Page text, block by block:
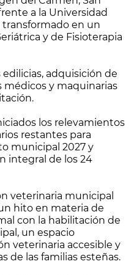
a la Universidad
transformado en un
y de Fisioterapia
adquisición de
y maquinarias
los relevamientos
restantes para
municipal 2027 y
integral de los 24
veterinaria municipal
hito en materia de
con la habilitación de
un espacio
veterinaria accesible y
de las familias esteñas.